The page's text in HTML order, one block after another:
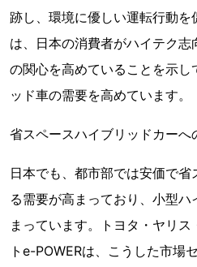
跡し、環境に優しい運転行動を
は、日本の消費者がハイテク
の関心を高めていることを示し
ッド車の需要を高めています。
省スペースハイブリッドカーへ
日本でも、都市部では安価で
る需要が高まっており、小型
まっています。トヨタ・ヤリ
トe-POWERは、こうした市場